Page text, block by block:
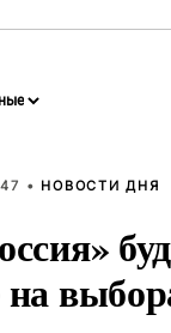
• НОВОСТИ ДНЯ